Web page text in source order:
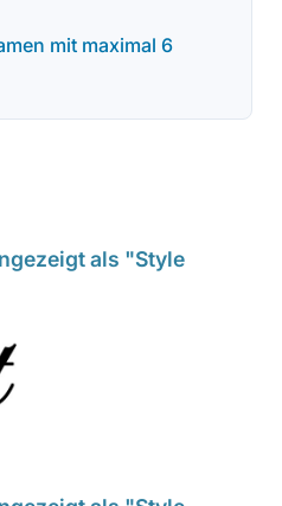
mit maximal 6
als "Style